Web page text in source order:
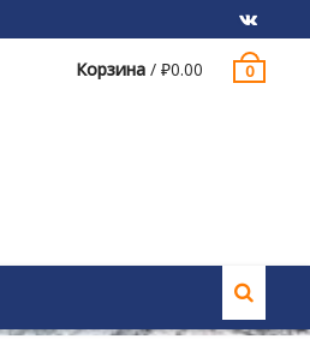
VK
Корзина / ₽0.00 0